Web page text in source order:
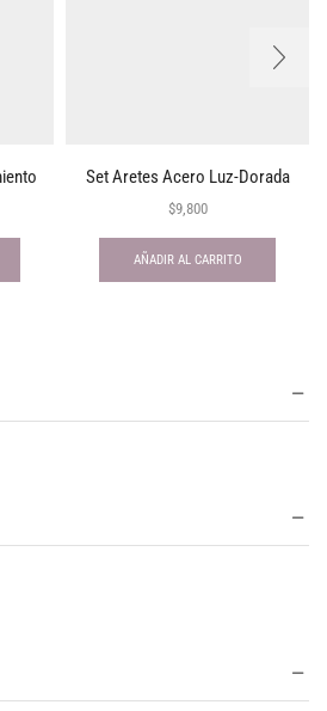
Set Aretes Acero Luz-Dorada
$9,800
AÑADIR AL CARRITO